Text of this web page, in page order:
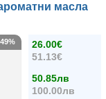
масла
26.00€
51.13€
50.85лв
100.00лв